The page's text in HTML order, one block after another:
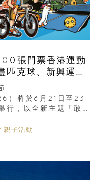
張門票香港運動
匹克球、新興運
展覽
）將於8月21日至23
行，以全新主題「敢
親子活動